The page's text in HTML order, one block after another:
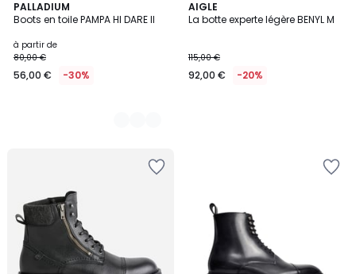
PALLADIUM
Boots en toile PAMPA HI DARE II
à partir de
80,00 €
56,00 € -30%
4
Couleurs
AIGLE
La botte experte légère BENYL M
115,00 €
92,00 € -20%